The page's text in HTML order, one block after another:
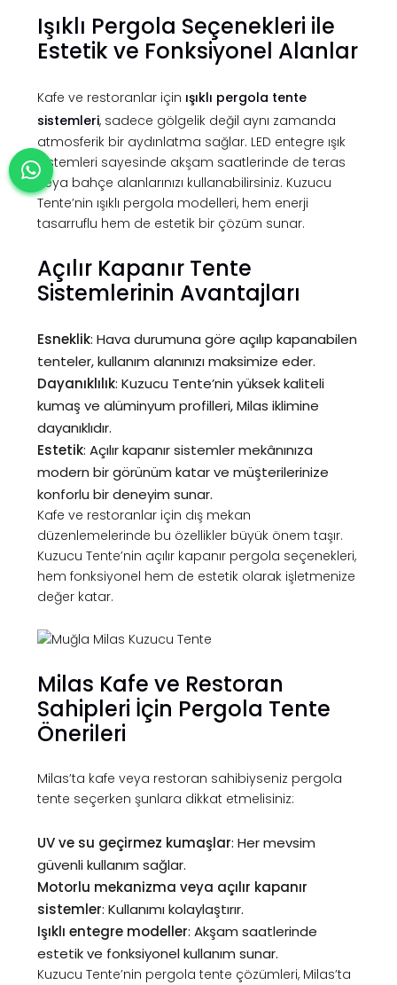
Işıklı Pergola Seçenekleri ile
Estetik ve Fonksiyonel Alanlar
Kafe ve restoranlar için ışıklı pergola tente
sistemleri, sadece gölgelik değil aynı zamanda
atmosferik bir aydınlatma sağlar. LED entegre ışık
sistemleri sayesinde akşam saatlerinde de teras
veya bahçe alanlarınızı kullanabilirsiniz. Kuzucu
Tente’nin ışıklı pergola modelleri, hem enerji
tasarruflu hem de estetik bir çözüm sunar.
Açılır Kapanır Tente
Sistemlerinin Avantajları
Esneklik: Hava durumuna göre açılıp kapanabilen
tenteler, kullanım alanınızı maksimize eder.
Dayanıklılık: Kuzucu Tente’nin yüksek kaliteli
kumaş ve alüminyum profilleri, Milas iklimine
dayanıklıdır.
Estetik: Açılır kapanır sistemler mekânınıza
modern bir görünüm katar ve müşterilerinize
konforlu bir deneyim sunar.
Kafe ve restoranlar için dış mekan
düzenlemelerinde bu özellikler büyük önem taşır.
Kuzucu Tente’nin açılır kapanır pergola seçenekleri,
hem fonksiyonel hem de estetik olarak işletmenize
değer katar.
Milas Kafe ve Restoran
Sahipleri İçin Pergola Tente
Önerileri
Milas’ta kafe veya restoran sahibiyseniz pergola
tente seçerken şunlara dikkat etmelisiniz:
UV ve su geçirmez kumaşlar: Her mevsim
güvenli kullanım sağlar.
Motorlu mekanizma veya açılır kapanır
sistemler: Kullanımı kolaylaştırır.
Işıklı entegre modeller: Akşam saatlerinde
estetik ve fonksiyonel kullanım sunar.
Kuzucu Tente’nin pergola tente çözümleri, Milas’ta